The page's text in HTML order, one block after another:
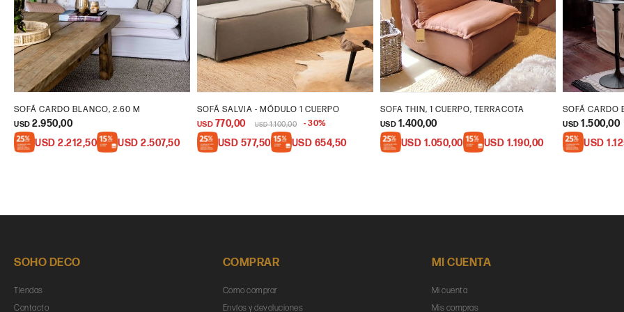
SOFÁ CARDO BLANCO, 2.60 M
USD 2.950,00
USD 2.212,50 USD 2.507,50
SOFÁ SALVIA - MÓDULO 1 CUERPO
USD 770,00 USD 1.100,00 30
USD 577,50 USD 654,50
SOFA THIN, 1 CUERPO, TERRACOTA
USD 1.400,00
USD 1.050,00 USD 1.190,00
SOFÁ CARDO
USD 1.500,00
USD
SOHO DECO
Tiendas
Contacto
COMPRAR
Como comprar
Envíos y devoluciones
MI CUENTA
Mi cuenta
Mis compras